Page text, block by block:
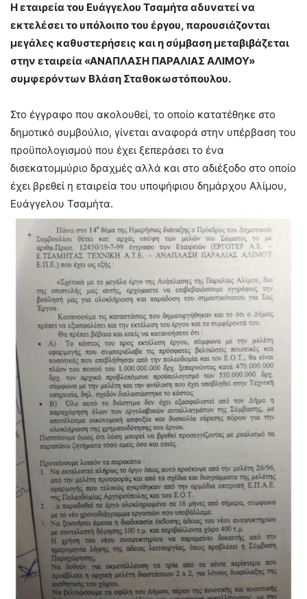
Η εταιρεία του Ευάγγελου Τσαμήτα αδυνατεί να
εκτελέσει το υπόλοιπο του έργου, παρουσιάζονται
μεγάλες καθυστερήσεις και η σύμβαση μεταβιβάζεται
στην εταιρεία «ΑΝΑΠΛΑΣΗ ΠΑΡΑΛΙΑΣ ΑΛΙΜΟΥ»
συμφερόντων Βλάση Σταθοκωστόπουλου.
Στο έγγραφο που ακολουθεί, το οποίο κατατέθηκε στο
δημοτικό συμβούλιο, γίνεται αναφορά στην υπέρβαση του
προϋπολογισμού που έχει ξεπεράσει το ένα
δισεκατομμύριο δραχμές αλλά και στο αδιέξοδο στο οποίο
έχει βρεθεί η εταιρεία του υποψήφιου δημάρχου Αλίμου,
Ευάγγελου Τσαμήτα.